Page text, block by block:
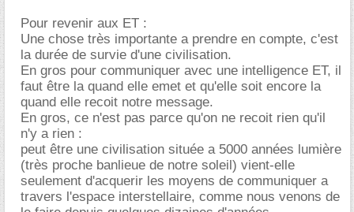
Pour revenir aux ET :
Une chose très importante a prendre en compte, c'est
la durée de survie d'une civilisation.
En gros pour communiquer avec une intelligence ET, il
faut être la quand elle emet et qu'elle soit encore la
quand elle recoit notre message.
En gros, ce n'est pas parce qu'on ne recoit rien qu'il
n'y a rien :
peut être une civilisation située a 5000 années lumière
(très proche banlieue de notre soleil) vient-elle
seulement d'acquerir les moyens de communiquer a
travers l'espace interstellaire, comme nous venons de